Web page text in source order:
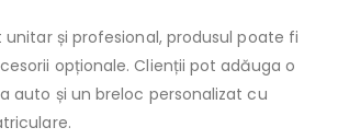
și profesional, produsul poate fi
opționale. Clienții pot adăuga o
auto și un breloc personalizat cu